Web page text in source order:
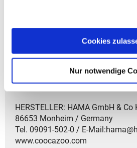
Cookies
Nur notwendige
- Fach für Geldscheine
- Mehrere Fächer für Karten
- Zusammenfaltbar mit
- Handschlaufe mit
HERSTELLER: HAMA GmbH & Co
86653 Monheim / Germany
Tel. 09091-502-0 / E-
www.coocazoo.com